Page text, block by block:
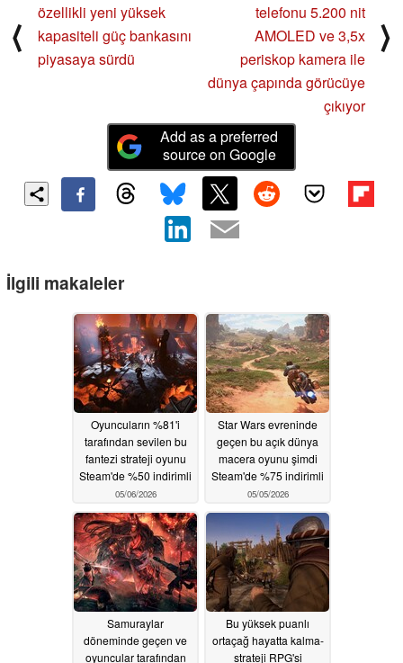
⟨
özellikli yeni yüksek
kapasiteli güç bankasını
piyasaya sürdü
telefonu 5.200 nit
AMOLED ve 3,5x
periskop kamera ile
dünya çapında görücüye
çıkıyor
⟩
Add as a preferred
source on Google
İlgili makaleler
Oyuncuların %81'i
tarafından sevilen bu
fantezi strateji oyunu
Steam'de %50 indirimli
05/06/2026
Star Wars evreninde
geçen bu açık dünya
macera oyunu şimdi
Steam'de %75 indirimli
05/05/2026
Samuraylar
döneminde geçen ve
oyuncular tarafından
Bu yüksek puanlı
ortaçağ hayatta kalma-
strateji RPG'si